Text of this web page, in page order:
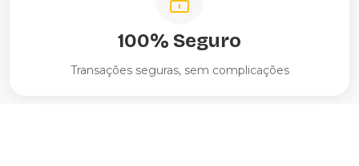
100% Seguro
Transações seguras, sem complicações